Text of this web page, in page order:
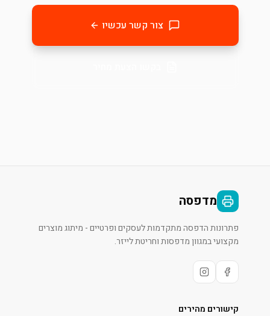
צור קשר עכשיו
מדפסה
פתרונות הדפסה מתקדמות לעסקים ופרטיים - מיתוג מוצרים
מקצועי במגוון מדפסות וחריטת לייזר.
קישורים מהירים